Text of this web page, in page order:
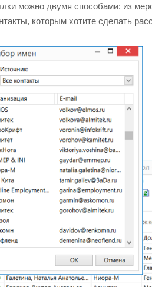
можно двумя способами: из
которым хотите сделать